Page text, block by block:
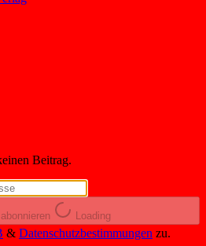
Beitrag.
Loading
& Datenschutzbestimmungen zu.